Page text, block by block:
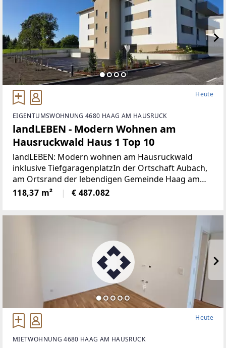
Heute
EIGENTUMSWOHNUNG 4680 HAAG AM HAUSRUCK
landLEBEN - Modern Wohnen am
Hausruckwald Haus 1 Top 10
landLEBEN: Modern wohnen am Hausruckwald
inklusive TiefgaragenplatzIn der Ortschaft Aubach,
am Ortsrand der lebendigen Gemeinde Haag am
Hausruck, eingebettet in die sanften Hügel des
Hausruckwaldes, liegt das neue Wohnprojekt
118,37 m² € 487.082
Heute
MIETWOHNUNG 4680 HAAG AM HAUSRUCK